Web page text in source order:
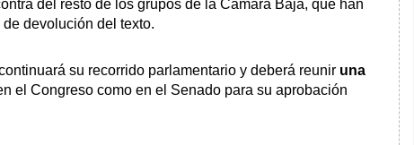
del resto de los grupos de la Cámara Baja, que han
devolución del texto.
su recorrido parlamentario y deberá reunir una
el Congreso como en el Senado para su aprobación